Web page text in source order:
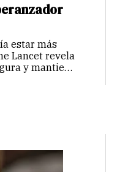
estar más
Lancet revela
y mantiene